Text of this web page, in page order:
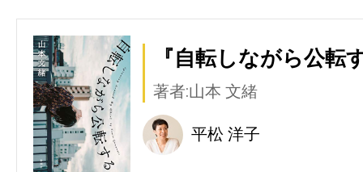
『自転しながら公転
著者:山本 文緒
平松 洋子